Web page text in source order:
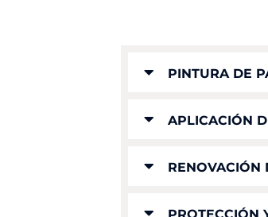
PINTURA DE
APLICACIÓN
RENOVACIÓN